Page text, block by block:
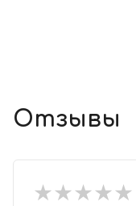
Отзывы
★★★★★
★★★★★